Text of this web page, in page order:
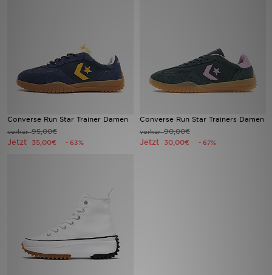
Converse Run Star Trainer Damen
vorher95,00€
Jetzt 35,00€ - 63%
Converse Run Star Trainers Damen
vorher90,00€
Jetzt 30,00€ - 67%
Marken
Fußball
Sport
Hilfe & Kontakt
Geschenkgutschein